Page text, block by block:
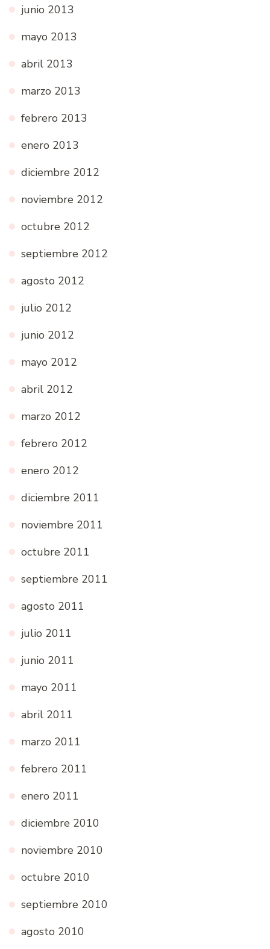
junio 2013
mayo 2013
abril 2013
marzo 2013
febrero 2013
enero 2013
diciembre 2012
noviembre 2012
octubre 2012
septiembre 2012
agosto 2012
julio 2012
junio 2012
mayo 2012
abril 2012
marzo 2012
febrero 2012
enero 2012
diciembre 2011
noviembre 2011
octubre 2011
septiembre 2011
agosto 2011
julio 2011
junio 2011
mayo 2011
abril 2011
marzo 2011
febrero 2011
enero 2011
diciembre 2010
noviembre 2010
octubre 2010
septiembre 2010
agosto 2010